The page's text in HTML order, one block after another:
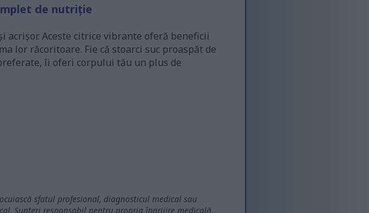
de nutriție
Aceste citrice vibrante oferă beneficii
lor răcoritoare. Fie că stoarci suc proaspăt de
îi oferi corpului tău un plus de
sfatul profesional, diagnosticul medical sau
Sunteți responsabil pentru propria îngrijire medicală,